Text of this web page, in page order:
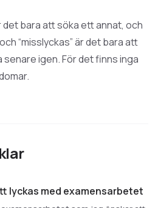
bara att söka ett annat, och
“misslyckas” är det bara att
igen. För det finns inga
lyckas med examensarbetet